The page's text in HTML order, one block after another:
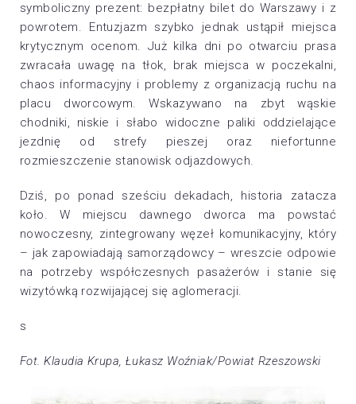
symboliczny prezent: bezpłatny bilet do Warszawy i z
powrotem. Entuzjazm szybko jednak ustąpił miejsca
krytycznym ocenom. Już kilka dni po otwarciu prasa
zwracała uwagę na tłok, brak miejsca w poczekalni,
chaos informacyjny i problemy z organizacją ruchu na
placu dworcowym. Wskazywano na zbyt wąskie
chodniki, niskie i słabo widoczne paliki oddzielające
jezdnię od strefy pieszej oraz niefortunne
rozmieszczenie stanowisk odjazdowych.
Dziś, po ponad sześciu dekadach, historia zatacza
koło. W miejscu dawnego dworca ma powstać
nowoczesny, zintegrowany węzeł komunikacyjny, który
– jak zapowiadają samorządowcy – wreszcie odpowie
na potrzeby współczesnych pasażerów i stanie się
wizytówką rozwijającej się aglomeracji.
s
Fot. Klaudia Krupa, Łukasz Woźniak/Powiat Rzeszowski